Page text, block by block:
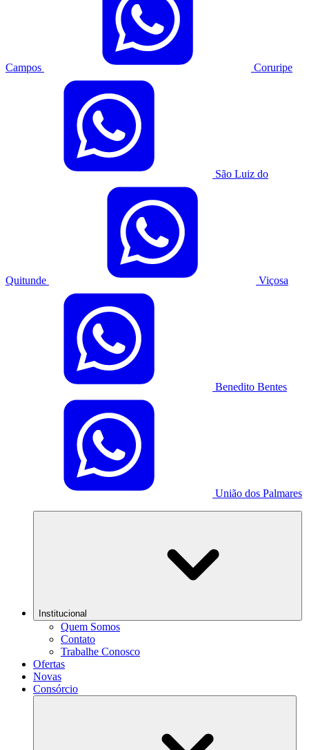
Campos Coruripe
São Luiz do
Quitunde Viçosa
Benedito Bentes
União dos Palmares
Institucional
Quem Somos
Contato
Trabalhe Conosco
Ofertas
Novas
Consórcio